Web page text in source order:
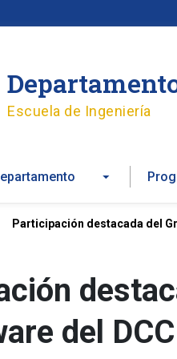
Escuela de Ingeniería
Participación destacada del
del